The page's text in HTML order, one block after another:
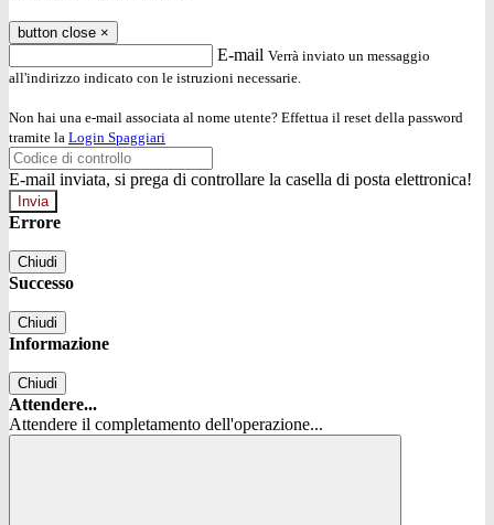
button close ×
E-mail Verrà inviato un messaggio
all'indirizzo indicato con le istruzioni necessarie.
Non hai una e-mail associata al nome utente? Effettua il reset della password
tramite la Login Spaggiari
E-mail inviata, si prega di controllare la casella di posta elettronica!
Errore
Chiudi
Successo
Chiudi
Informazione
Chiudi
Attendere...
Attendere il completamento dell'operazione...